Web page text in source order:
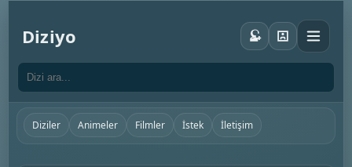
Diziyo
Diziler Animeler Filmler İstek İletişim